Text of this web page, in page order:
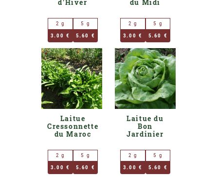
d'Hiver
2 g
3.00 €
5 g
5.60 €
du Midi
2 g
3.00 €
5 g
5.60 €
Laitue
Cressonnette
du Maroc
2 g
3.00 €
5 g
5.60 €
Laitue du
Bon
Jardinier
2 g
3.00 €
5 g
5.60 €